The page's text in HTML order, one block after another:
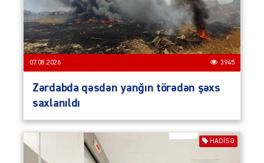
07.08.2026 3945
Zərdabda qəsdən yanğın törədən şəxs
saxlanıldı
HADISƏ